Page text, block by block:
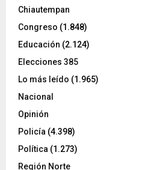
Chiautempan
Congreso (1.848)
Educación (2.124)
Elecciones 385
Lo más leído (1.965)
Nacional
Opinión
Policía (4.398)
Política (1.273)
Región Norte